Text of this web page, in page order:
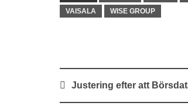
VAISALA
WISE GROUP
Inläggsnavigering
Justering efter att